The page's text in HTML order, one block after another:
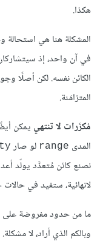
هكذا.
المشكلة هنا هي
في آن واحد، إذ
المتزامَنة.
مُكرَّرات لا تنتهي يمكن
المدى range لو صار
لانهائية، ستفيد في
ما من حدود مفروضة على
وبالكم الذي أراد، لا